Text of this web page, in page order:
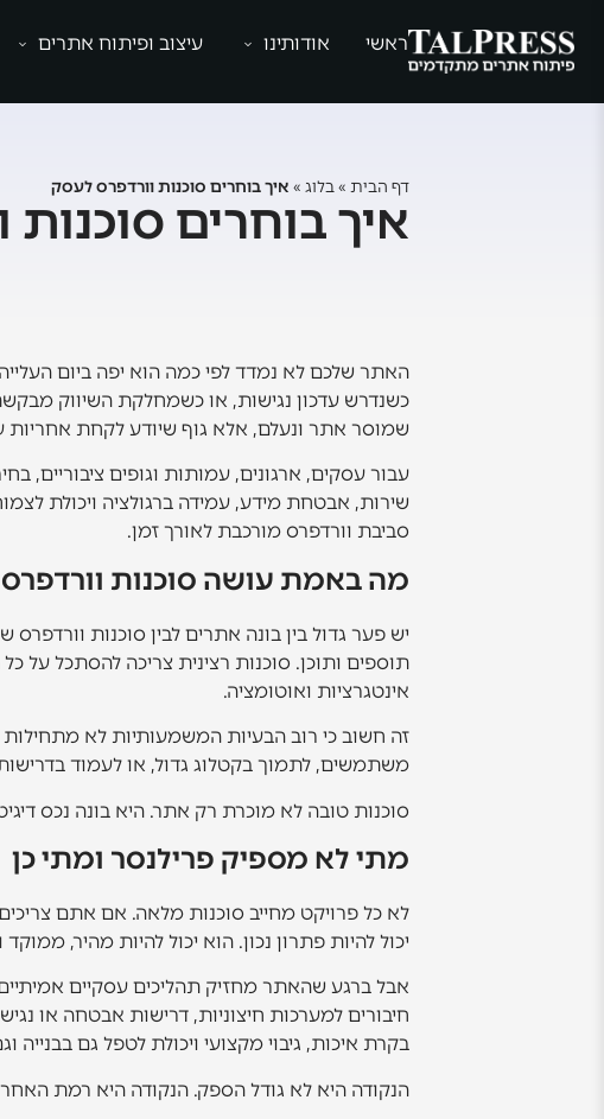
ראשי אודותינו עיצוב ופיתוח אתרים
דף הבית » בלוג » איך בוחרים סוכנות וורדפרס לעסק
איך בוחרים
האתר שלכם לא נמדד לפי כמה הוא יפה ביום
כשנדרש עדכון נגישות, או כשמחלקת השיווק
שמוסר אתר ונעלם, אלא גוף שיודע לקחת
עבור עסקים, ארגונים, עמותות וגופים ציבוריים,
שירות, אבטחת מידע, עמידה ברגולציה ויכולת
סביבת וורדפרס מורכבת לאורך זמן.
מה באמת עושה סוכנות וורדפרס
יש פער גדול בין בונה אתרים לבין סוכנות
אינטגרציות ואוטומציה.
משתמשים, לתמוך בקטלוג גדול, או לעמוד בדרישות
סוכנות טובה לא מוכרת רק אתר. היא בונה נכס
מתי לא מספיק פרילנסר ומתי כן
לא כל פרויקט מחייב סוכנות מלאה. אם אתם
יכול להיות פתרון נכון. הוא יכול להיות מהיר, ממוקד
אבל ברגע שהאתר מחזיק תהליכים עסקיים
חיבורים למערכות חיצוניות, דרישות אבטחה או
בקרת איכות, גיבוי מקצועי ויכולת לטפל גם בבנייה
הנקודה היא לא גודל הספק. הנקודה היא רמת